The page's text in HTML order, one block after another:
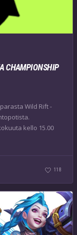
CHAMPIONSHIP
Wild Rift -
kello 15.00
118